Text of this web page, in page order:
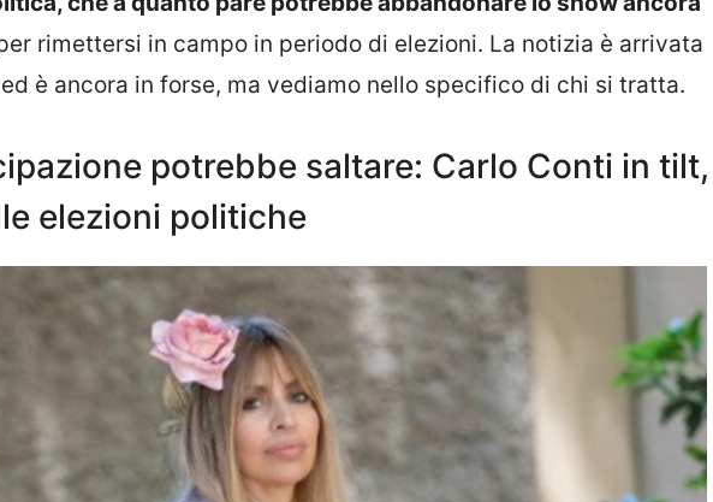
rimettersi in campo in periodo di elezioni. La notizia è arrivata
è ancora in forse, ma vediamo nello specifico di chi si tratta.
potrebbe saltare: Carlo Conti in tilt,
elezioni politiche